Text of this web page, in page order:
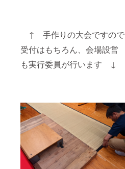
↑ 手作りの大会ですので
受付はもちろん、会場設営
も実行委員が行います ↓